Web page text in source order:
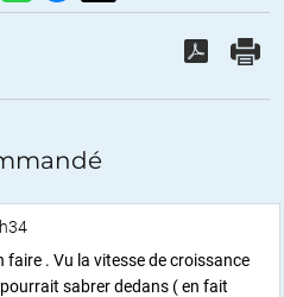
faire . Vu la vitesse de croissance
sabrer dedans ( en fait